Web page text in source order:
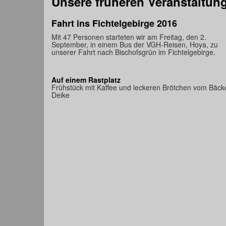
Fahrt ins Fichtelgebirge 2016
Mit 47 Personen starteten wir am Freitag, den 2.
September, in einem Bus der VGH-Reisen, Hoya, zu
unserer Fahrt nach Bischofsgrün im Fichtelgebirge.
Auf einem Rastplatz
Frühstück mit Kaffee und leckeren Brötchen vom
Deike